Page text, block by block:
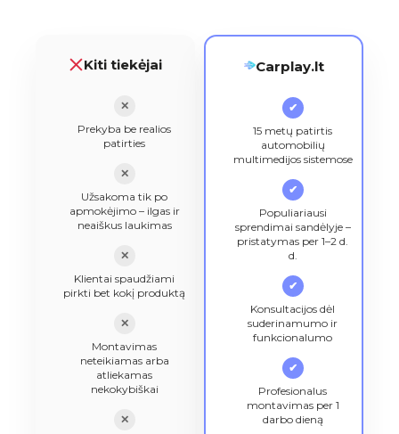
Kiti tiekėjai
✕
Prekyba be realios
patirties
✕
Užsakoma tik po
apmokėjimo – ilgas ir
neaiškus laukimas
✕
Klientai spaudžiami
pirkti bet kokį produktą
✕
Montavimas
neteikiamas arba
atliekamas
nekokybiškai
✕
Carplay.lt
✔
15 metų patirtis
automobilių
multimedijos sistemose
✔
Populiariausi
sprendimai sandėlyje –
pristatymas per 1–2 d.
d.
✔
Konsultacijos dėl
suderinamumo ir
funkcionalumo
✔
Profesionalus
montavimas per 1
darbo dieną